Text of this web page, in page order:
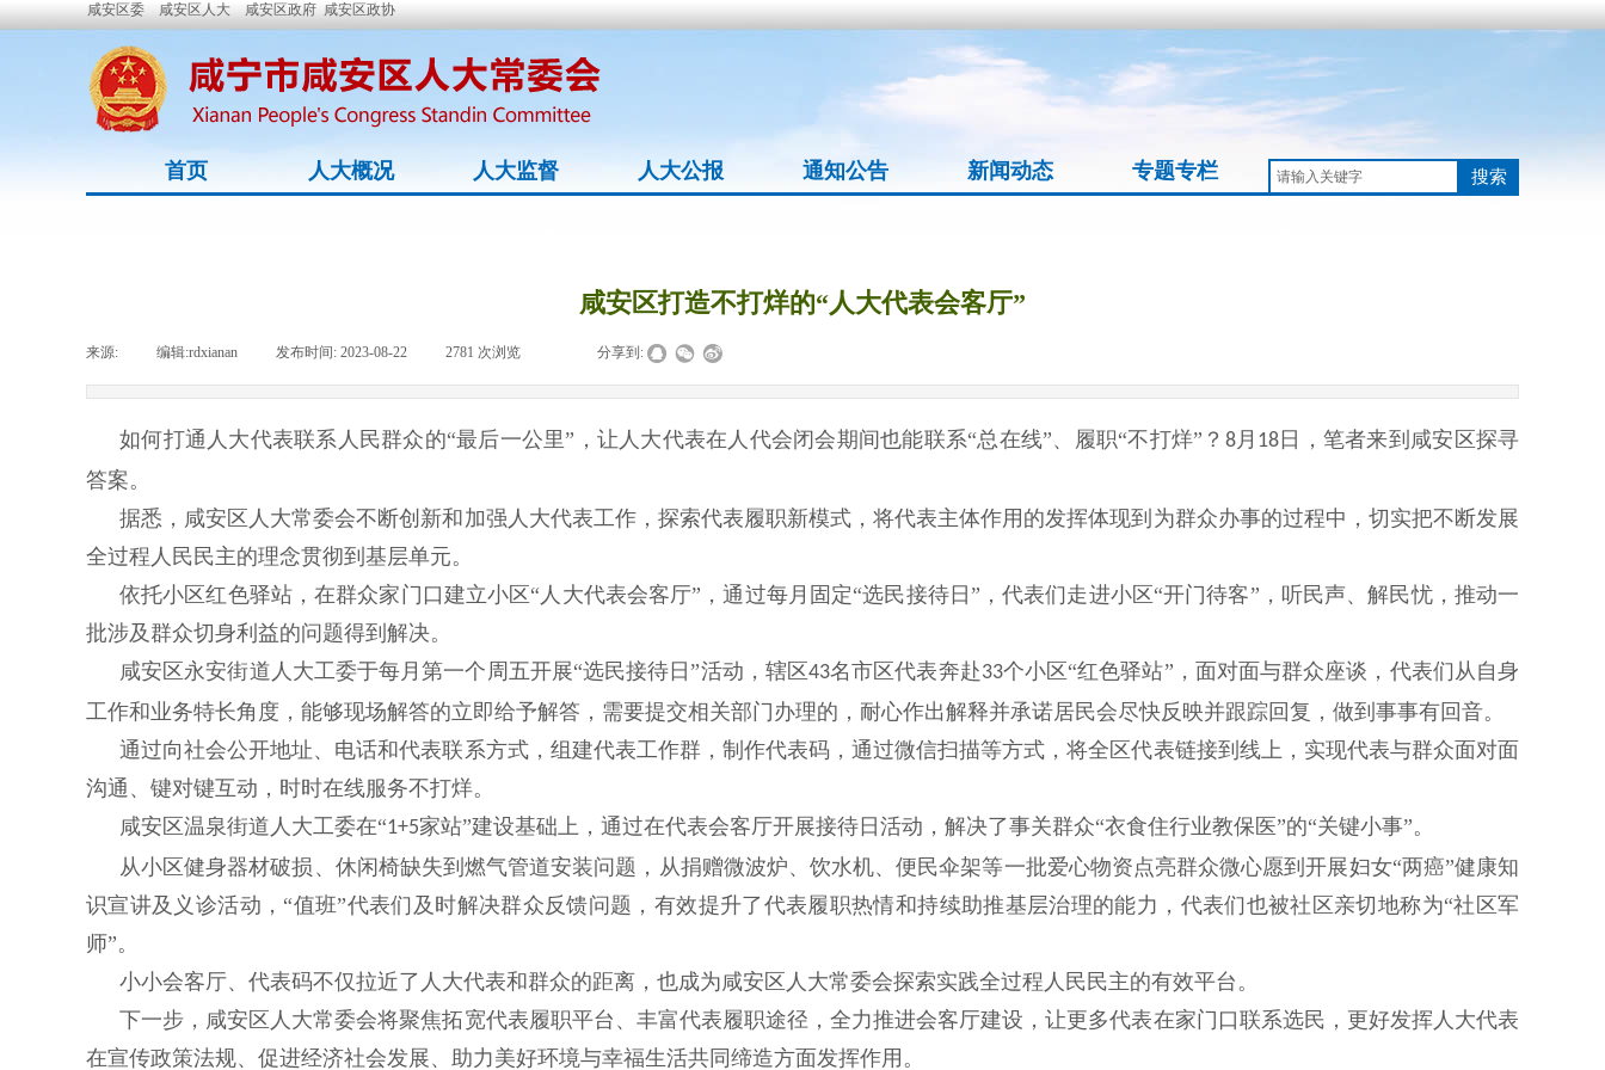
搜索
咸安区委 咸安区人大 咸安区政府 咸安区政协
首页 人大概况 人大监督 人大公报 通知公告 新闻动态 专题专栏
咸安区打造不打烊的“人大代表会客厅”
来源: 编辑:rdxianan 发布时间: 2023-08-22 2781 次浏览 分享到:
如何打通人大代表联系人民群众的“最后一公里”，让人大代表在人代会闭会期间也能联系“总在线”、履职“不打烊”？ 8月 18 日，笔者来到咸安区探寻
答案。
据悉，咸安区人大常委会不断创新和加强人大代表工作，探索代表履职新模式，将代表主体作用的发挥体现到为群众办事的过程中，切实把不断发展
全过程人民民主的理念贯彻到基层单元。
依托小区红色驿站，在群众家门口建立小区“人大代表会客厅”，通过每月固定“选民接待日”，代表们走进小区“开门待客”，听民声、解民忧，推动一
批涉及群众切身利益的问题得到解决。
咸安区永安街道人大工委于每月第一个周五开展“选民接待日”活动，辖区43名市区代表奔赴33个小区“红色驿站”，面对面与群众座谈，代表们从自身
工作和业务特长角度，能够现场解答的立即给予解答，需要提交相关部门办理的，耐心作出解释并承诺居民会尽快反映并跟踪回复，做到事事有回音。
通过向社会公开地址、电话和代表联系方式，组建代表工作群，制作代表码，通过微信扫描等方式，将全区代表链接到线上，实现代表与群众面对面
沟通、键对键互动，时时在线服务不打烊。
咸安区温泉街道人大工委在“1+5家站”建设基础上，通过在代表会客厅开展接待日活动，解决了事关群众“衣食住行业教保医”的“关键小事”。
从小区健身器材破损、休闲椅缺失到燃气管道安装问题，从捐赠微波炉、饮水机、便民伞架等一批爱心物资点亮群众微心愿到开展妇女“两癌”健康知
识宣讲及义诊活动，“值班”代表们及时解决群众反馈问题，有效提升了代表履职热情和持续助推基层治理的能力，代表们也被社区亲切地称为“社区军
师”。
小小会客厅、代表码不仅拉近了人大代表和群众的距离，也成为咸安区人大常委会探索实践全过程人民民主的有效平台。
下一步，咸安区人大常委会将聚焦拓宽代表履职平台、丰富代表履职途径，全力推进会客厅建设，让更多代表在家门口联系选民，更好发挥人大代表
在宣传政策法规、促进经济社会发展、助力美好环境与幸福生活共同缔造方面发挥作用。